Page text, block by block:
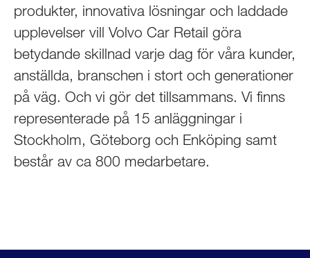
produkter, innovativa lösningar och laddade
upplevelser vill Volvo Car Retail göra
betydande skillnad varje dag för våra kunder,
anställda, branschen i stort och generationer
på väg. Och vi gör det tillsammans. Vi finns
representerade på 15 anläggningar i
Stockholm, Göteborg och Enköping samt
består av ca 800 medarbetare.